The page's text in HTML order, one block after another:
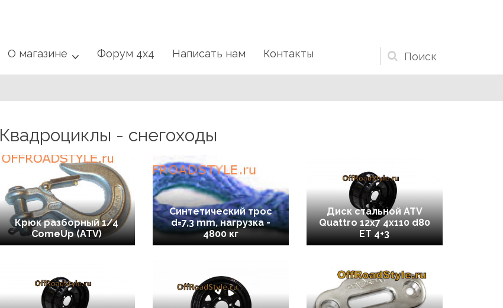
Форма
О магазине Форум 4x4 Написать нам Контакты
Квадроциклы - снегоходы
Крюк разборный 1/4
ComeUp (ATV)
Синтетический трос
d=7,3 mm, нагрузка -
4800 кг
Диск стальной ATV
Quattro 12x7 4x110 d80
ET 4+3